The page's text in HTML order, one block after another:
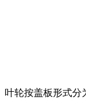
叶轮按盖板形式分